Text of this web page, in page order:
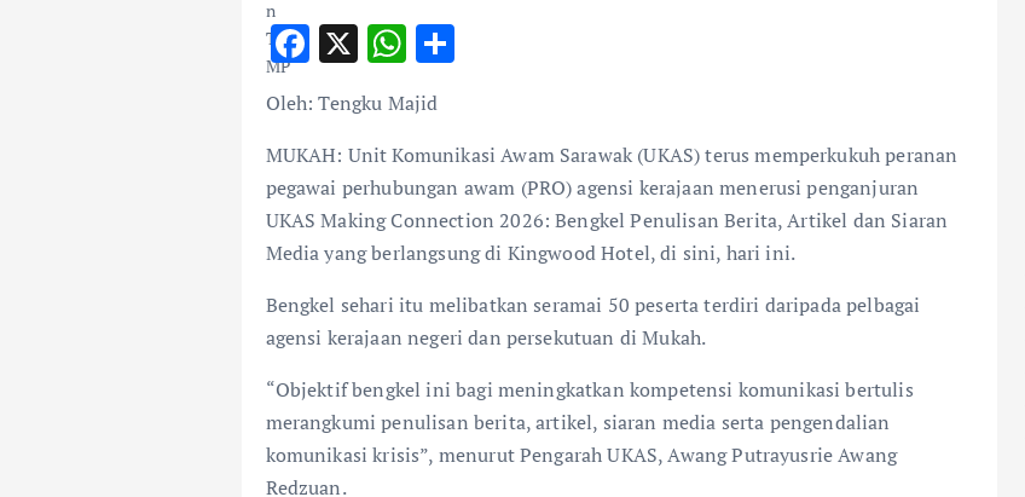
F
e
b
o
o
k
X W
h
at
s
A
p
p
S
e
Oleh: Tengku Majid
MUKAH: Unit Komunikasi Awam Sarawak (UKAS) terus memperkukuh peranan
pegawai perhubungan awam (PRO) agensi kerajaan menerusi penganjuran
UKAS Making Connection 2026: Bengkel Penulisan Berita, Artikel dan Siaran
Media yang berlangsung di Kingwood Hotel, di sini, hari ini.
Bengkel sehari itu melibatkan seramai 50 peserta terdiri daripada pelbagai
agensi kerajaan negeri dan persekutuan di Mukah.
“Objektif bengkel ini bagi meningkatkan kompetensi komunikasi bertulis
merangkumi penulisan berita, artikel, siaran media serta pengendalian
komunikasi krisis”, menurut Pengarah UKAS, Awang Putrayusrie Awang
Redzuan.